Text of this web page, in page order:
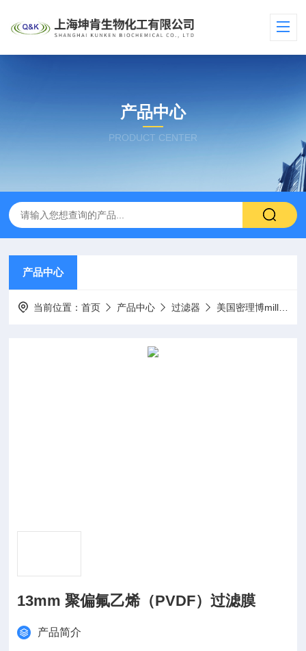
产品中心
PRODUCT CENTER
产品中心
当前位置：首页 产品中心 过滤器 美国密理博millipore
13mm 聚偏氟乙烯（PVDF）过滤膜
产品简介